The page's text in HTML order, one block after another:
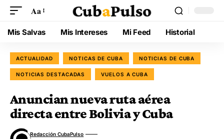
Aa
Mis Salvas Mis Intereses Mi Feed Historial
ACTUALIDAD NOTICAS DE CUBA NOTICIAS DE CUBA
NOTICIAS DESTACADAS VUELOS A CUBA
Anuncian nueva ruta aérea
directa entre Bolivia y Cuba
Redacción CubaPulso